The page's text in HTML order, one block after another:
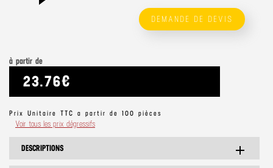
DEMANDE DE DEVIS
à partir de
23.76€
Prix Unitaire TTC a partir de 100 pièces
Voir tous les prix dégressifs
DESCRIPTIONS add